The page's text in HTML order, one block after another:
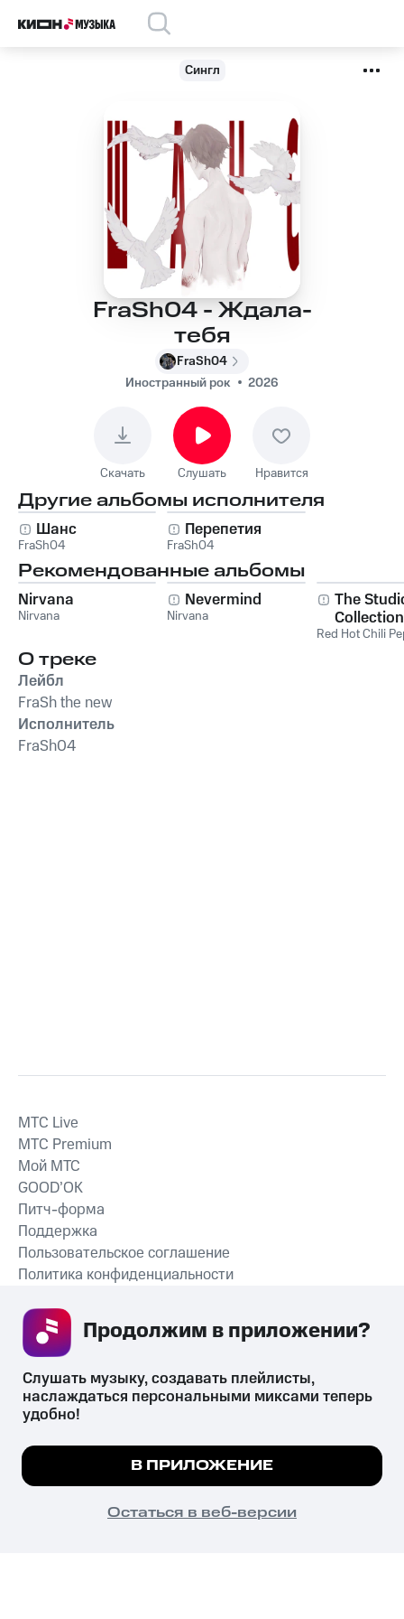
Сингл
FraSh04 - Ждала-
тебя
FraSh04
Иностранный рок
2026
Скачать Слушать Нравится
Другие альбомы исполнителя
Шанс
FraSh04
Перепетия
FraSh04
Рекомендованные альбомы
Nirvana
Nirvana
Nevermind
Nirvana
The
Collection
Red Hot Chili
О треке
Лейбл
FraSh the new
Исполнитель
FraSh04
СКАЧАТЬ ПРИЛОЖЕНИЕ
MTС Live
MTС Premium
Мой МТС
GOOD’OK
Питч-форма
Поддержка
Пользовательское соглашение
Политика конфиденциальности
психотропных веществ, их аналогов причиняет вред здоровью,
их незаконный оборот запрещён и влечёт установленную
законодательством ответственность.
© 2026 ООО «КИОН».
Все права защищены
Мы используем куки, чтобы на сайте все
Подробнее
ПОНЯТНО
Слушать музыку, создавать плейлисты,
наслаждаться персональными миксами теперь
удобно!
В ПРИЛОЖЕНИЕ
Остаться в веб-версии